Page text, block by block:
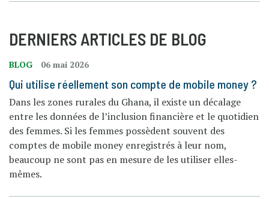
DERNIERS ARTICLES DE BLOG
BLOG 06 mai 2026
Qui utilise réellement son compte de mobile money ?
Dans les zones rurales du Ghana, il existe un décalage
entre les données de l’inclusion financière et le quotidien
des femmes. Si les femmes possèdent souvent des
comptes de mobile money enregistrés à leur nom,
beaucoup ne sont pas en mesure de les utiliser elles-
mêmes.